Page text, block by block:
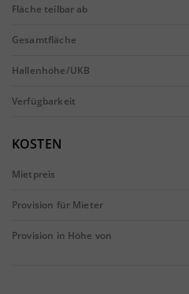
Fläche teilbar ab
Gesamtfläche
Hallenhöhe/UKB
Verfügbarkeit
KOSTEN
Mietpreis
Provision für Mieter
Provision in Höhe von